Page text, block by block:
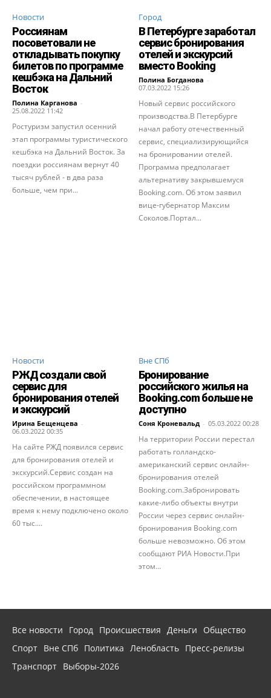
Новости
Россиянам
посоветовали не
откладывать покупку
билетов по программе
кешбэка на Дальний
Восток
Полина Карганова -
25.08.2022 11:42
Ростуризм запустил осенний
этап программы туристического
кешбэка на Дальний Восток. За
поездки россиянам вернут 40
тысяч рублей - в два раза
больше, чем при...
Город
В Петербурге заработал
сервис бронирования
отелей и экскурсий
вместо Booking
Полина Богданова -
07.03.2022 15:26
Новый сервис российского
производства.В Петербурге
начал работу отечественный
сервис, специализирующийся
на бронировании отелей.
Программа предполагает
альтернативу закрывшемуся
Booking.com. Об этом заявил
вице-губернатор Максим
Соколов.Портал...
Новости
РЖД создали свой
сервис для
бронирования отелей
и экскурсий
Ирина Бещенцева -
06.03.2022 00:35
На сайте РЖД появился сервис
для бронирования отелей и
экскурсий.Сервис создан на
российском программном
обеспечении, в настоящее
время к нему подключено около
60 тыс....
Вне СПб
Бронирование
российского жилья на
Booking.com больше не
доступно
Соня Кроневальд - 05.03.2022 00:28
На территории России перестал
работать голландско-
американский сервис онлайн-
бронирования отелей
Booking.com.Забронировать
какие-либо объекты внутри
России через сервис онлайн-
бронирования Booking.com
больше невозможно. Об этом
сообщают РИА Новости.При
этом...
Все новости Город Происшествия Деньги
Общество
Спорт Вне СПб Политика Ленобласть Пресс-релизы
Транспорт Выборы-2026